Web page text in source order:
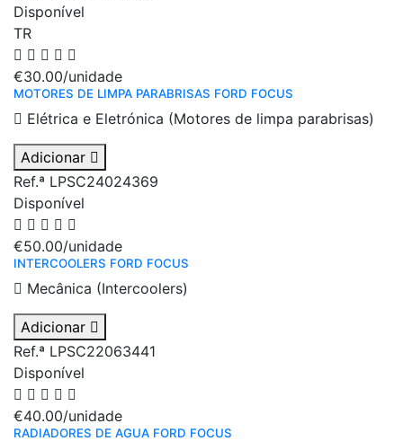
Disponível
TR
€30.00/unidade
MOTORES DE LIMPA PARABRISAS FORD FOCUS
Elétrica e Eletrónica (Motores de limpa parabrisas)
Adicionar
Ref.ª LPSC24024369
Disponível
€50.00/unidade
INTERCOOLERS FORD FOCUS
Mecânica (Intercoolers)
Adicionar
Ref.ª LPSC22063441
Disponível
€40.00/unidade
RADIADORES DE AGUA FORD FOCUS